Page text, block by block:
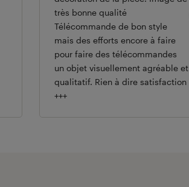
très bonne qualité
Télécommande de bon style
mais des efforts encore à faire
pour faire des télécommandes
un objet visuellement agréable et
qualitatif. Rien à dire satisfaction
+++